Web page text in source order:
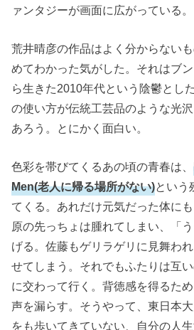
ァンタジーが画面に広がっている。
荒井晴彦の作品はよく分からない
めてわかった気がした。それはブ
ら生きた2010年代という陰鬱とし
の使い方が伝統工芸品のような光
あろう。とにかく面白い。
色彩を帯びてくるあの頃の青春は、
Men(老人に帰る場所がない)という
てくる。あれだけ元気だった体に
原の先っちょは腫れてしまい、「
げる。佐藤もゲリラゲリに見舞わ
せてしまう。それでもふたりは互
に交わって行く。背徳感を得るた
声を漏らす。そうやって、東日本
をも歩いてきていない、自分の人